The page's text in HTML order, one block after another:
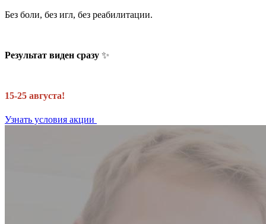
Без боли, без игл, без реабилитации.
Результат виден сразу ✨
15-25 августа!
Узнать условия акции